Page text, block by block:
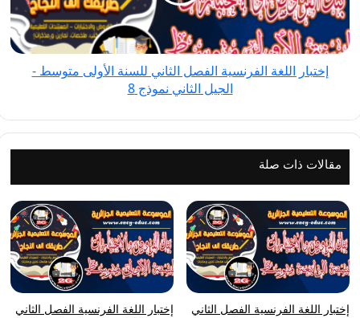
للسنة
الأولى
متوسط
نموذج
8
إختبار اللغة الفرنسية الفصل الثاني للسنة الأولى متوسط -
الجيل الثاني نموذج 8
مقالات ذات صلة
إختبار اللغة الفرنسية الفصل الثاني
إختبار اللغة الفرنسية الفصل الثاني